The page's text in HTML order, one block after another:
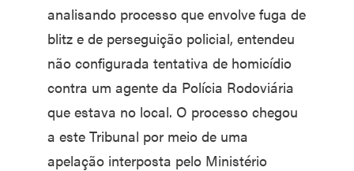
analisando processo que envolve fuga de
blitz e de perseguição policial, entendeu
não configurada tentativa de homicídio
contra um agente da Polícia Rodoviária
que estava no local. O processo chegou
a este Tribunal por meio de uma
apelação interposta pelo Ministério